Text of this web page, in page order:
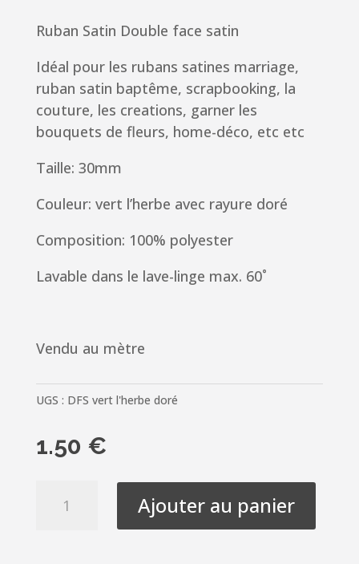
Ruban Satin Double face satin
Idéal pour les rubans satines marriage,
ruban satin baptême, scrapbooking, la
couture, les creations, garner les
bouquets de fleurs, home-déco, etc etc
Taille: 30mm
Couleur: vert l’herbe avec rayure doré
Composition: 100% polyester
Lavable dans le lave-linge max. 60˚
Vendu au mètre
UGS : DFS vert l'herbe doré
1.50 €
Ajouter au panier